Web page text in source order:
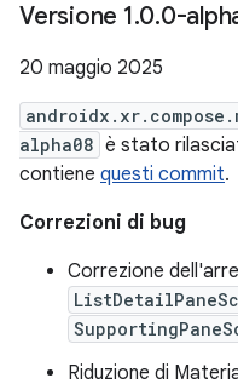
Versione 1.0.0-
20 maggio 2025
alpha08 è stato
contiene questi commit.
Correzioni di bug
Correzione
Riduzione di